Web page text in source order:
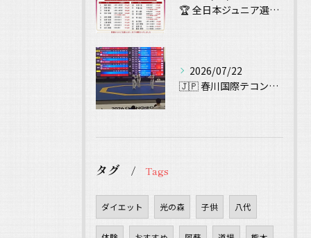
🏆 全日本ジュニア選手権大会 出場！ 🥋
2026/07/22
🇯🇵 春川国際テコンドー大会（Chuncheon Korea...
タグ Tags
ダイエット 光の森 子供 八代